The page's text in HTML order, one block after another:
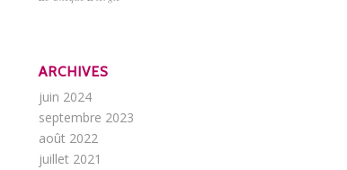
ARCHIVES
juin 2024
septembre 2023
août 2022
juillet 2021